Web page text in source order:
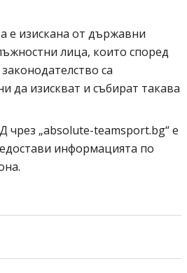
е изискана от държавни
лица, които според
са
да изискват и събират такава
Спорт депо А ДЕ
чрез „absolute-teamsport.bg“ е
информацията по